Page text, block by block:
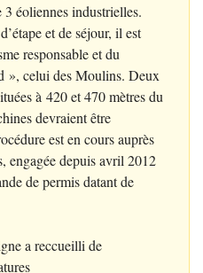
3 éoliennes industrielles.
et de séjour, il est
responsable et du
», celui des Moulins. Deux
à 420 et 470 mètres du
devraient être
est en cours auprès
engagée depuis avril 2012
de permis datant de
a reccueilli de